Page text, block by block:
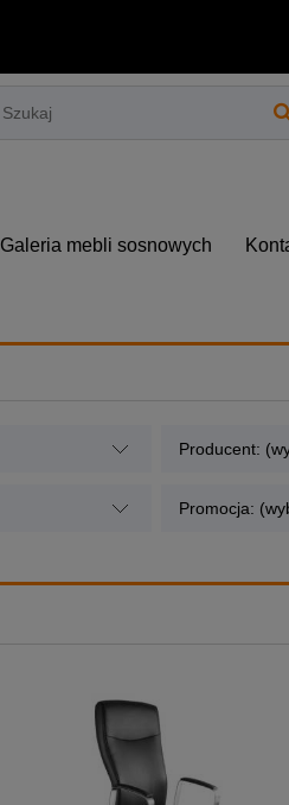
Galeria mebli sosnowych
Producent:
Promocja: